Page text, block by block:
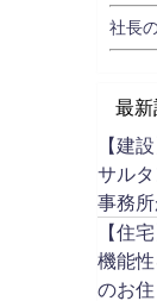
社長
最新
【建
サル
事務所
【住
機能
のお